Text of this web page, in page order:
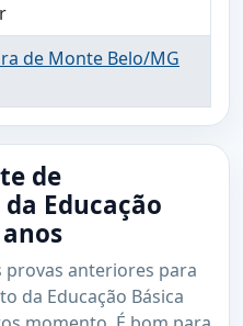
de Monte Belo/MG
de
Educação
provas anteriores para
da Educação Básica